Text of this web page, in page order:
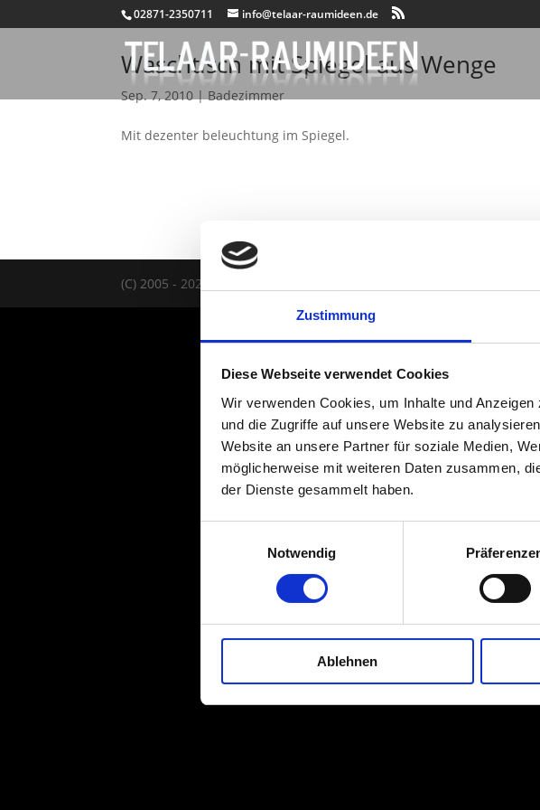
Zustimmung
Diese Webseite verwendet Cookies
Wir verwenden Cookies, um Inhalte und
und die Zugriffe auf unsere Website zu
Website an unsere Partner für soziale Medien,
möglicherweise mit weiteren Daten zusammen,
der Dienste gesammelt haben.
Notwendig
Ablehnen
02871-2350711 info@telaar-raumideen.de
Waschtisch mit Spiegel aus Wenge
Sep. 7, 2010|Badezimmer
Mit dezenter beleuchtung im Spiegel.
(C) 2005 - 2026 TELAAR RAUMIDEEN |